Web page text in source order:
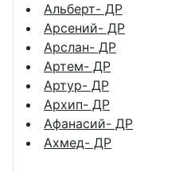
Альберт- ДР
Арсений- ДР
Арслан- ДР
Артем- ДР
Артур- ДР
Архип- ДР
Афанасий- ДР
Ахмед- ДР